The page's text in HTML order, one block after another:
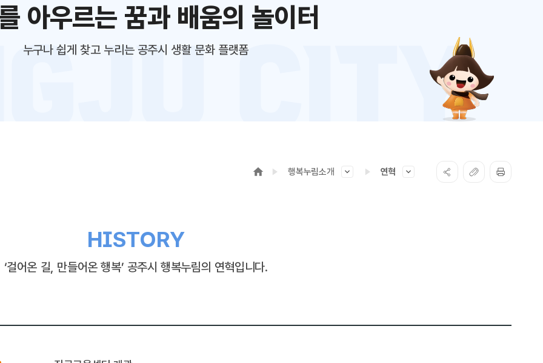
아우르는 꿈과 배움의 놀이터
누구나 쉽게 찾고 누리는 공주시 생활 문화 플랫폼
행복누림소개 연혁
HISTORY
‘걸어온 길, 만들어온 행복’ 공주시 행복누림의 연혁입니다.